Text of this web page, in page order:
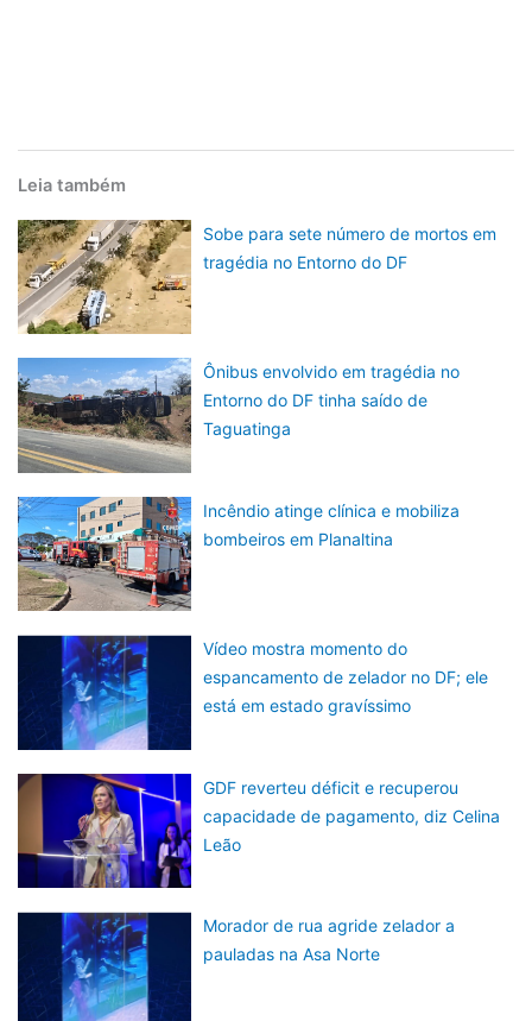
Leia também
Sobe para sete número de mortos em
tragédia no Entorno do DF
Ônibus envolvido em tragédia no
Entorno do DF tinha saído de
Taguatinga
Incêndio atinge clínica e mobiliza
bombeiros em Planaltina
Vídeo mostra momento do
espancamento de zelador no DF; ele
está em estado gravíssimo
GDF reverteu déficit e recuperou
capacidade de pagamento, diz Celina
Leão
Morador de rua agride zelador a
pauladas na Asa Norte